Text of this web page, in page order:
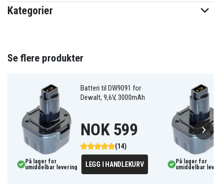
Kapasitet
152250-27
DE9038
DE9039
DE9062
DE9071
DE9075
DE9094
DE9096
DE9501
DE9502
DE9503
DW9061
DW9062
DW9071
DW9072
DW9091
DW9094
DW9095
DW9096
DWCB14
EZWA 29 PS120
Kategorier
Se flere produkter
Batteri til DW9091 for
Dewalt, 9,6V, 3000mAh
(14)
NOK 599
På lager for
umiddelbar levering
LEGG I HANDLEKURV
På lager for
umiddelbar